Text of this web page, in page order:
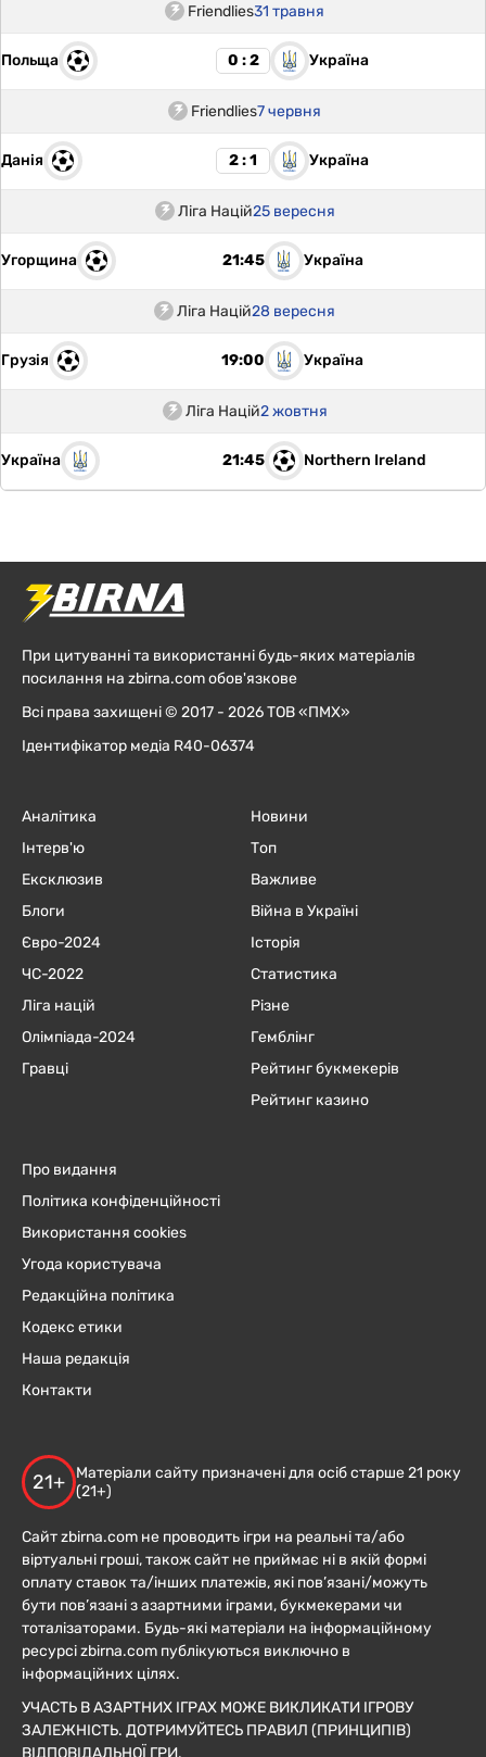
Friendlies31 травня
Польща 0 : 2 Україна
Friendlies7 червня
Данія 2 : 1 Україна
Ліга Націй25 вересня
Угорщина 21:45 Україна
Ліга Націй28 вересня
Грузія 19:00 Україна
Ліга Націй2 жовтня
Україна 21:45 Northern Ireland
При цитуванні та використанні будь-яких матеріалів
посилання на zbirna.com обов'язкове
Всі права захищені © 2017 - 2026 ТОВ «ПМХ»
Ідентифікатор медіа R40-06374
Аналітика
Інтерв'ю
Ексклюзив
Блоги
Євро-2024
ЧC-2022
Ліга націй
Олімпіада-2024
Гравці
Новини
Топ
Важливе
Війна в Україні
Історія
Статистика
Різне
Гемблінг
Рейтинг букмекерів
Рейтинг казино
Про видання
Політика конфіденційності
Використання cookies
Угода користувача
Редакційна політика
Кодекс етики
Наша редакція
Контакти
21+
Матеріали сайту призначені для осіб старше 21 року
(21+)
Сайт zbirna.com не проводить ігри на реальні та/або
віртуальні гроші, також сайт не приймає ні в якій формі
оплату ставок та/інших платежів, які пов’язані/можуть
бути пов’язані з азартними іграми, букмекерами чи
тоталізаторами. Будь-які матеріали на інформаційному
ресурсі zbirna.com публікуються виключно в
інформаційних цілях.
УЧАСТЬ В АЗАРТНИХ ІГРАХ МОЖЕ ВИКЛИКАТИ ІГРОВУ
ЗАЛЕЖНІСТЬ. ДОТРИМУЙТЕСЬ ПРАВИЛ (ПРИНЦИПІВ)